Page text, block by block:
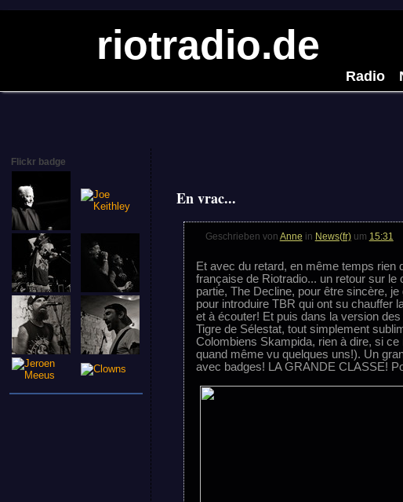
riotradio.de
Radio
Flickr badge
En vrac...
Geschrieben von Anne in News(fr)um 15:31
Et avec du retard, en même temps rien
française de Riotradio... un retour sur
partie, The Decline, pour être sincère,
pour introduire TBR qui ont su chauffer
et à écouter! Et puis dans la version
Tigre de Sélestat, tout simplement
Colombiens Skampida, rien à dire, si
quand même vu quelques uns!). Un
avec badges! LA GRANDE CLASSE!